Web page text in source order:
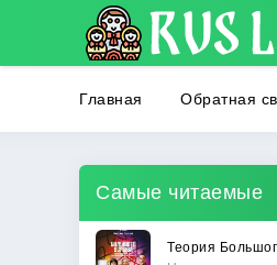
Главная Обратная
Самые читаемые